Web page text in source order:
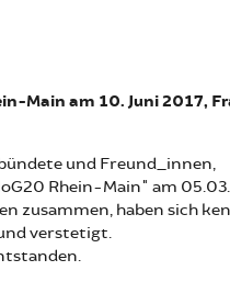
Main am 10. Juni 2017,
und Freund_innen,
Rhein-Main" am
zusammen, haben sich
verstetigt.